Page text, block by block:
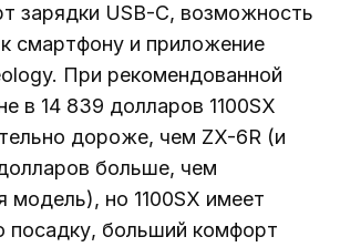
зарядки USB-C, возможность
смартфону и приложение
При рекомендованной
в 14 839 долларов 1100SX
дороже, чем ZX-6R (и
больше, чем
модель), но 1100SX имеет
посадку, больший комфорт